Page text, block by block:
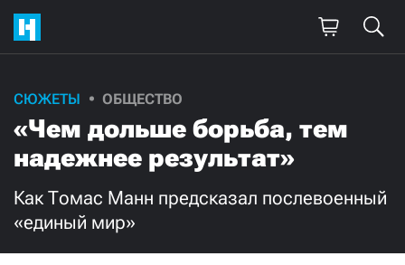
СЮЖЕТЫ ОБЩЕСТВО
«Чем дольше борьба, тем
надежнее результат»
Как Томас Манн предсказал послевоенный
«единый мир»
Поддержите
нашу работу!
Ежемесячно Разово
3000